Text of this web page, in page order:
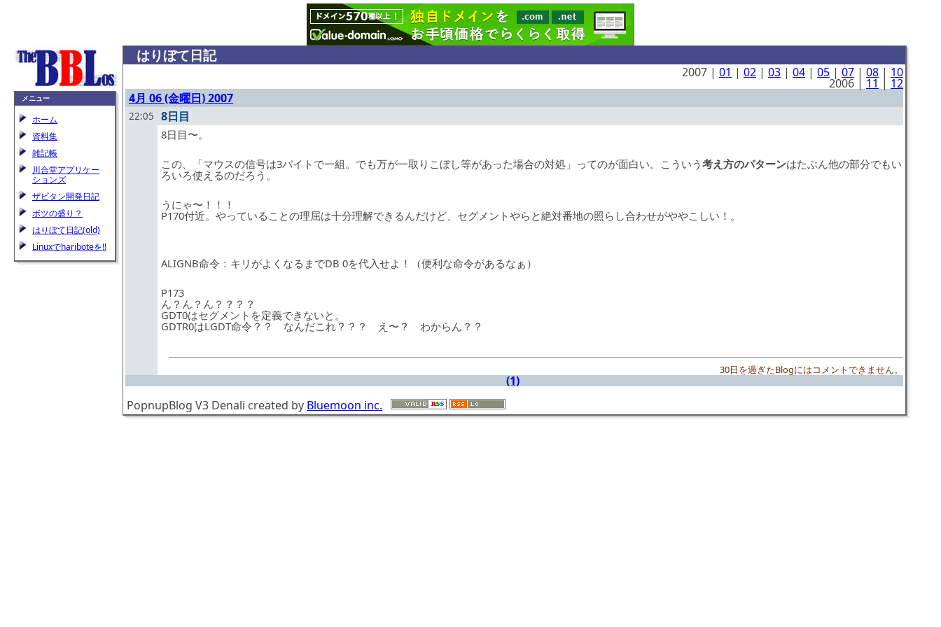
メニュー
ホーム
資料集
雑記帳
川合堂アプリケー
ションズ
ザビタン開発日記
ボツの盛り？
はりぼて日記(old)
Linuxでhariboteを!!
はりぼて日記
2007 | 01 | 02 | 03 | 04 | 05 | 07 | 08 | 10
2006 | 11
12
4月 06 (金曜日) 2007
22:05 8日目
8日目〜。
この、「マウスの信号は3バイトで一組。でも万が一取りこぼし等があった場合の対処」ってのが面白い。こういう 考え方のパターンはたぶん他の部分でもい
ろいろ使えるのだろう。
うにゃ〜！！！
P170付近。やっていることの理屈は十分理解できるんだけど、セグメントやらと絶対番地の照らし合わせがややこしい！。
ALIGNB命令：キリがよくなるまでDB 0を代入せよ！（便利な命令があるなぁ）
P173
ん？ん？ん？？？？
GDT0はセグメントを定義できないと。
GDTR0はLGDT命令？？ なんだこれ？？？ え〜？ わからん？？
30日を過ぎたBlogにはコメントできません。
(1)
PopnupBlog V3 Denali created by Bluemoon inc.